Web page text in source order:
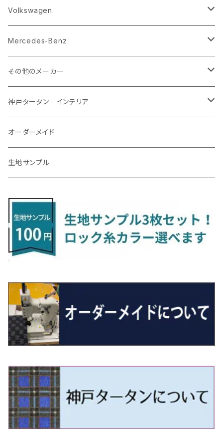
H29/10～ NTP10
ＲＡＶ４
H12/5～H28/8 20/30系
H31/4～R7/12 50系
アイシス
H24/6～H29/12 10系
アクア
H23/12～R3/7 NHP10
R3/7～ MXPK系
アベンシス
H23/9～H30/4 270系
アリオン
H23/10～R3/3 260系
アルファード/ヴェルファイアＨＶ
H27/1～R5/6 30系
R5/6～ 40系
H24/4～29/10 20系
ヴィッツ
H22/12～R2/3 130系
ヴォクシー
H26/1～R4/1 80系
R4/1～ 90系
エスクァイア
H26/10～R3/12 80系
エスティマ
H18/1～H24/5（前期）
H24/5～R1/10（後期）
エスティマ・ハイブリッド
H18/6～H24/5（前期）
H24/5～R1/10（後期）
オーリス
H24/8～H30/3 180系
カムリ
H29/3～
ＬＭ
R5/12〜 4人乗 TAWH15W
R6/5～ 6人乗 TAWH15W
ＬＳ４６０
H18/9～H29/10
ＬＳ６００ｈ
H19/5～H29/10
ＬＳ５００/ＬＳ５００ｈ
H29/10～
ＬＸ
H27/9～R3/10 URJ201W
ＮＸ
R3/11～ 20系
H26/10～
ＲＸ
H27/10～R4/7 20系5人乗
H29/12～R4/7 20系7人乗
R4/11～ 10系
ＵＸ
H30/11～
H17/11～H30/3 Y12
エクストレイル
H25/12～R4/7 T32
R4/7～ T33
エルグランド
H22/8～R8/7 E52
R8/7～ E53
オーラ
R3/8～ E13
ＮＶ３５０キャラバン
H24/6～ E26 3人乗
H24/6～ E26 5・6人乗
キューブ
H14/10～R2/3 Z11・Z12
キックス
R2/6~R8/6 15系(e-POWER)
R8/6～ 16系
H11/6～H16/10 Y34
サクラ
R4/5～ B6AW
シーマ
H13/1～R4/8 F50・Y51
シルビア
H3/1～H11/1 S13・S14
H11/1～H14/11 S15
シルフィ
H24/12～R3/10 TB17
ジューク
H22/6～R2/6 F15
スカイライン
H13/6～H18/11 V35
スカイライン・クロスオーバー
H23/12～R5/4 GJ/GK系
H20/6～H27/3 YA系
エクシーガクロスオーバー７
H27/4～H30/3 YAM
クロストレック
R4/9～ GU系
サンバーバン/ディアス
H11/2～H24/2 TV系
H24/4～R4/1 S3系
サンバートラック
H24/2～H26/9 S200系
H26/9～ S500系
シフォン
H28/12～R1/7 LA600/610
ジャスティ
H23/5～ LA100系
ソルテラ
R4/5~ XEAM10X・YEAM15X
ディアスワゴン
H21/9～R2/4 S300系
トレジア
H22/11～H28/3 120系
フォレスター
H14/2～ SG/SH/SJ/SK系
プレオ
H22/4～H30/3 L275/285
プレオプラス
H24/12～H29/5 LA300/310
レヴォーグ
R1/10～ DM系
ＣＸ－６０
R4/9～ KH系
ＭＡＺＤＡ２
R1/9～ DJ系
ＭＡＺＤＡ３
R1/5～ BP系
ＭＡＺＤＡ６
R1/8～ GJ系
ＭＸ－３０
R2/10～ DREJ3P
アクセラ/アクセラ・スポーツ
H24/11～R1/8 GJ系
キャロル
H27/1～ HB36/37/97S
キャロルエコ
H24/11～H27/1 HB35S
スクラム
H17/9～ DG64/DG17
スクラムトラック
H25/9～ DG16T
デミオ
H19/7～R1/7 DE/DJ系
ビアンテ
H20/7～30/3 CC系
ファミリア バン
H26/11～R4/8 LA700系
キャスト
H27/9～R5/6 LA250/260S
グランマックスカーゴ
R2/9～ S403/413V
グランマックストラック
R2/9～ S403/413P
コペン
H14/6～ L880/LA400K
タフト
R2/6～ LA900/910S
タント
R1/7～ LA650/660
H28/11～ M900系
ハイゼット・キャディー
H28/6～R3/9 LA700V
ハイゼット・カーゴ
H16/12～ S300/S700系
ハイゼット・トラック
H11/1～ S200/S500系
ブーン
H28/4～R5/12 M700系
ミラ
H18/12～ L275/285
ミラ・イース
H23/9～ LA300系
ミラ・ココア
H27/2～R2/11
アルト
H26/12～R3/12 HA36
R3/12～ HA37/97S
アルトラパン/アルトラパンショコラ
H20/11～ HE22/33S
アルトラパンLC
R4/6～ HE33S
イグニス
H28/2～ FF21S
エスクード
H17/5～H27/10 TA/TD系
エブリィ
H13/9～ DA系
クロスビー(XBEE)
H29/12～R7/10 MN71S
ジムニー
H3/6～ JA/JB系
ジムニーノマド
R7/4～ JC74W
ジムニーワイド/ジムニーシエラ
H10/1～H14/1 JB33/43W
H14/1～ JB43/74W
スイフト/スイフトスポーツ
H22/9～ スイフト
H23/12～
スペーシア/スペーシアカスタム/スペーシアギア
H25/3～R5/11
スペーシアベース
H22/2～ GA系
ｅｋスペース
H26/2～ B11A/B30系/BA系
ｅｋスペースカスタム/ｅｋクロススペース
H26/2～ B11A/B30系
ｅｋワゴン
H25/6～ B11W/B30系
ｅｋカスタム/ｅｋクロス
H25/6～H31/3 ｅｋカスタム
H31/3～ ｅｋクロス
ekクロスEV
R4/6～ B5AW
アイミーブ
H24/10～R2/12 GF系
アウトランダーＰＨＥＶ
H25/1～ GG/GN系 5人乗
エクリプスクロス/エクリプスクロスPHEV
H30/3～ GK/GL系
タウンボックス
H26/2～ DS17/64W
ディグニティ
H24/7～H29/1 BHGY51
デリカＤ：２
H23/3～ MB系
デリカＤ：３
H23/10～H31/4 BM20 7人乗
デリカＤ：５
CR-V
H23/12～28/8 RM1/4
H30/8～R4/12 RW1/2・RT5/6 5人乗り
CR-Z
H22/2～29/1 ZF1・ZF2
NBOX/NBOXカスタム
H23/12～H29/9 JF1/2
H29/9～R5/10 JF3/4
NBOXプラス/NBOXプラスカスタム
H24/7～H29/8 JF1/2
NBOXスラッシュ
H26/12～R2/2 JF1/2
NBOXジョイ
H24/11～R2/3 JG1・JG2
R2/11～ JG3・JG4
N-ONE e:
R7/9~ JG5
N-VAN
H30/7～ JJ1・JJ2
N-VAN e:
R6/10~ JJ3
N‐WGN/N‐WGNカスタム
H25/11～ JH1・JH2・JH3・JH4
S660
H27/4～R3/12 JW5
WR-V
R6/3～ DG5
ZR-V
Volkswagen
アップ
H24/10～R3/3 AA系
アルテオン
H29/10～ ３HD系
ゴルフ
H25/4～R3/4 AU系
R3/6～ CDD系
H16/4～28/1 １T系 トゥラン
シャラン
H23/2～ 7N系
Tクロス
R2/7～ A1D系
ティグアン
H20/9～H29/1 5NC系
トゥアレグ
H15/9～H30/4 7L/7P系
パサート
H23/5～H27/7 3CCAX
H27/7～ 3CC/3CD系
ザ・ビートル
H24/4～R3/4 16C系
ポロ
H21/10～H30/3 6RC系
H30/3～ AW系
Mercedes-Benz
Ａクラス
H24/11～30/10
H30/10～
Ｂクラス
H24/4～R1/6
Ｃクラス
H26/7～R4/2
ＣＬＡクラス
H27/6～R1/8
ＣＬＳクラス
H30/6～
Ｅクラス
H28/7～
ＧＬＡクラス
H26/5～R2/6
ＧＬＥクラス
R1/6～
Ｓクラス
H25/10～R3/10
Ｖクラス
H27/4～
その他のメーカー
MINI
MINIクロスオーバー
神戸タータン インテリア
ラグマット
ラグマットセカンド（L）
ラグマットミニ（S）
オーダーメイド
生地サンプル